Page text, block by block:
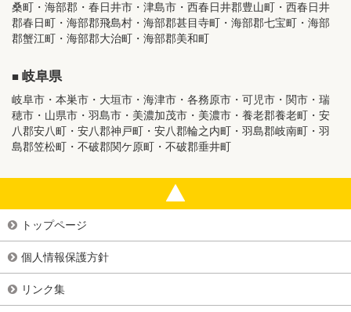
桑町・海部郡・春日井市・津島市・西春日井郡豊山町・西春日井
郡春日町・海部郡飛島村・海部郡甚目寺町・海部郡七宝町・海部
郡蟹江町・海部郡大治町・海部郡美和町
岐阜県
岐阜市・本巣市・大垣市・海津市・各務原市・可児市・関市・瑞
穂市・山県市・羽島市・美濃加茂市・美濃市・養老郡養老町・安
八郡安八町・安八郡神戸町・安八郡輪之内町・羽島郡岐南町・羽
島郡笠松町・不破郡関ケ原町・不破郡垂井町
トップページ
個人情報保護方針
リンク集